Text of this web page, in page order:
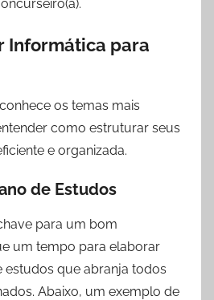
Informática para
os temas mais
como estruturar seus
e organizada.
de Estudos
para um bom
um tempo para elaborar
que abranja todos
Abaixo, um exemplo de